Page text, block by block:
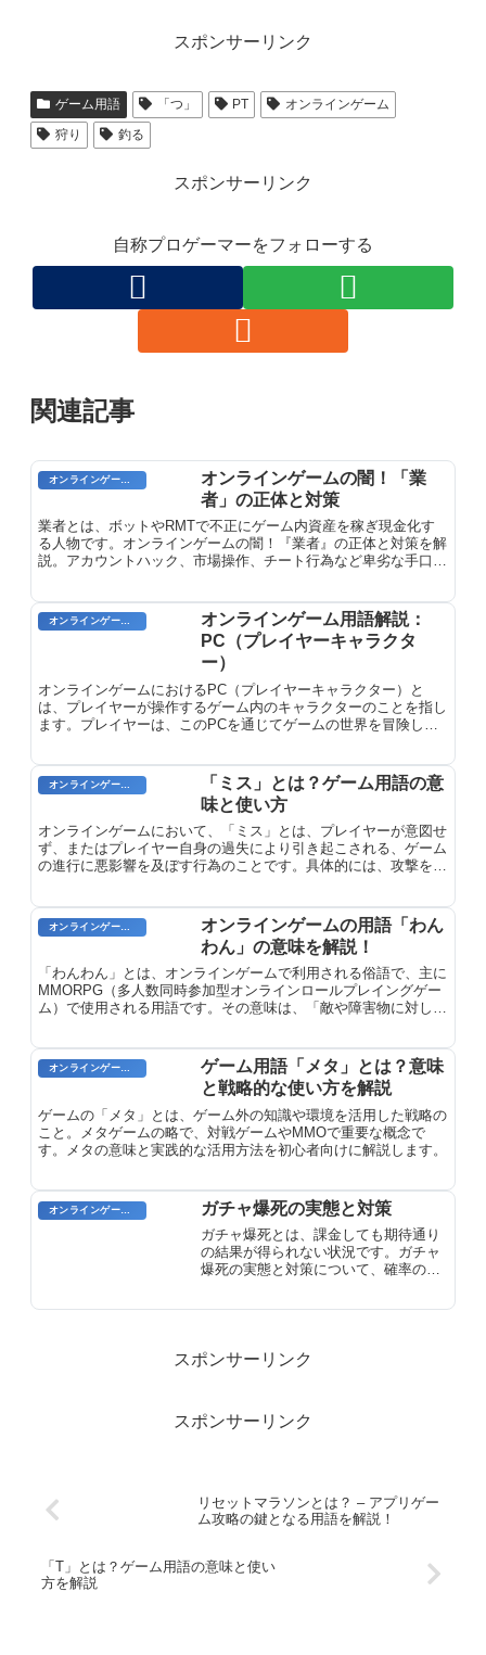
スポンサーリンク
ゲーム用語 「つ」 PT
オンラインゲーム
狩り
釣る
スポンサーリンク
自称プロゲーマーをフォローする
関連記事
オンラインゲームの闇！「業
者」の正体と対策
業者とは、ボットやRMTで不正にゲーム内資産を稼ぎ現金化す
る人物です。オンラインゲームの闇！『業者』の正体と対策を解
説。アカウントハック、市場操作、チート行為など卑劣な手口と
オンラインゲームのプレイに関する用語
オンラインゲーム用語解説：
PC（プレイヤーキャラクタ
ー）
オンラインゲームにおけるPC（プレイヤーキャラクター）と
は、プレイヤーが操作するゲーム内のキャラクターのことを指し
ます。プレイヤーは、このPCを通じてゲームの世界を冒険し、
自分の好みに合わせてカスタマイズできます。また、レベルやス
キルを獲得することで、PCの能力は成長していきます。
「ミス」とは？ゲーム用語の意
味と使い方
オンラインゲームにおいて、「ミス」とは、プレイヤーが意図せ
ず、またはプレイヤー自身の過失により引き起こされる、ゲーム
の進行に悪影響を及ぼす行為のことです。具体的には、攻撃を回
す。ミスは、ゲームの難易度を上げる要因の一つであり、プレイ
ヤーのスキルや経験を測る基準にもなります。
オンラインゲームの用語「わん
わん」の意味を解説！
「わんわん」とは、オンラインゲームで利用される俗語で、主に
MMORPG（多人数同時参加型オンラインロールプレイングゲー
ム）で使用される用語です。その意味は、「敵や障害物に対し
オンラインゲーム用語
ゲーム用語「メタ」とは？意味
と戦略的な使い方を解説
ゲームの「メタ」とは、ゲーム外の知識や環境を活用した戦略の
こと。メタゲームの略で、対戦ゲームやMMOで重要な概念で
す。メタの意味と実践的な活用方法を初心者向けに解説します。
ガチャ爆死の実態と対策
ガチャ爆死とは、課金しても期待通り
の結果が得られない状況です。ガチャ
爆死の実態と対策について、確率の低
スポンサーリンク
スポンサーリンク
リセットマラソンとは？ – アプリゲー
ム攻略の鍵となる用語を解説！
「T」とは？ゲーム用語の意味と使い
方を解説